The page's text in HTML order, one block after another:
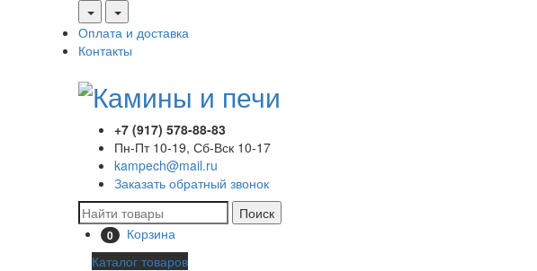
Оплата и доставка
Контакты
+7 (917) 578-88-83
Пн-Пт 10-19, Сб-Вск 10-17
kampech@mail.ru
Заказать обратный звонок
Поиск
0
Корзина
Каталог товаров